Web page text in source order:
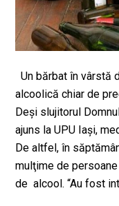
Un bărbat în vârstă
alcoolică chiar de
Deşi slujitorul
ajuns la UPU Iaşi,
De altfel, în
mulţime de
de alcool. “Au fost